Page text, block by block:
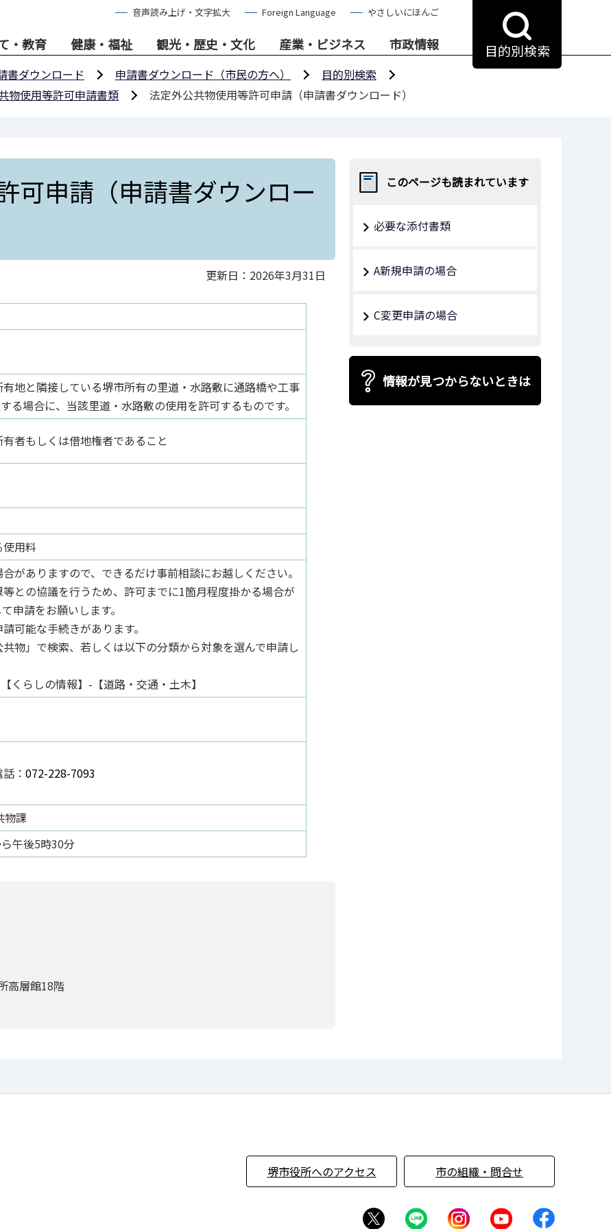
音声読み上げ・文字拡大 Foreign Language やさしいにほんご
・教育 健康・福祉 観光・歴史・文化 産業・ビジネス 市政情報 目的別検索
書ダウンロード 申請書ダウンロード（市民の方へ）
目的別検索
物使用等許可申請書類 法定外公共物使用等許可申請（申請書ダウンロード）
可申請（申請書ダウンロー
更新日：2026年3月31日
有地と隣接している堺市所有の里道・水路敷に通路橋や工事
る場合に、当該里道・水路敷の使用を許可するものです。
者もしくは借地権者であること
用料
がありますので、できるだけ事前相談にお越しください。
との協議を行うため、許可までに1箇月程度掛かる場合が
申請をお願いします。
可能な手続きがあります。
物」で検索、若しくは以下の分類から対象を選んで申請し
くらしの情報】-【道路・交通・土木】
： 072-228-7093
課
午後5時30分
高層館18階
このページも読まれています
必要な添付書類
A新規申請の場合
C変更申請の場合
情報が見つからないときは
堺市役所へのアクセス 市の組織・問合せ